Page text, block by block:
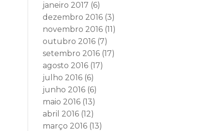
janeiro 2017 (6)
dezembro 2016 (3)
novembro 2016 (11)
outubro 2016 (7)
setembro 2016 (17)
agosto 2016 (17)
julho 2016 (6)
junho 2016 (6)
maio 2016 (13)
abril 2016 (12)
março 2016 (13)